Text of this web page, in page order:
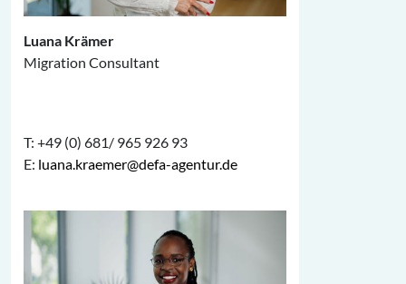
Luana Krämer
Migration Consultant
T: +49 (0) 681/ 965 926 93
E: luana.kraemer@defa-agentur.de